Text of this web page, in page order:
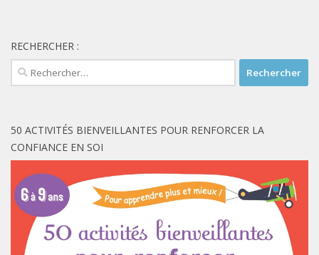
RECHERCHER :
Rechercher :
50 ACTIVITÉS BIENVEILLANTES POUR RENFORCER LA
CONFIANCE EN SOI